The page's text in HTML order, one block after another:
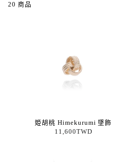
20 商品
姫胡桃 Himekurumi 墜飾
11,600TWD